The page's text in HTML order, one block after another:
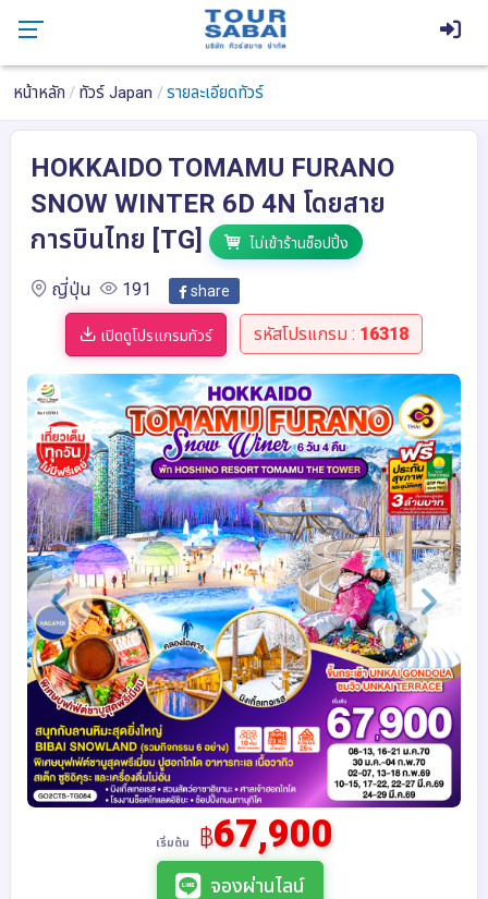
หน้าหลัก ทัวร์ Japan รายละเอียดทัวร์
HOKKAIDO TOMAMU FURANO
SNOW WINTER 6D 4N โดยสาย
การบินไทย [TG]
ไม่เข้าร้านช็อปปิ้ง
ญี่ปุ่น 191 share
เปิดดูโปรแกรมทัวร์ รหัสโปรแกรม : 16318
เริ่มต้น ฿67,900
จองผ่านไลน์